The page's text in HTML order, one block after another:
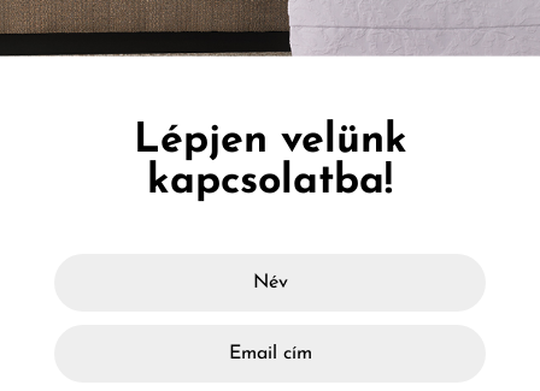
Lépjen velünk
kapcsolatba!